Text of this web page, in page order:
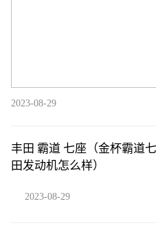
2023-08-29
丰田 霸道 七座（金杯霸道
田发动机怎么样）
2023-08-29